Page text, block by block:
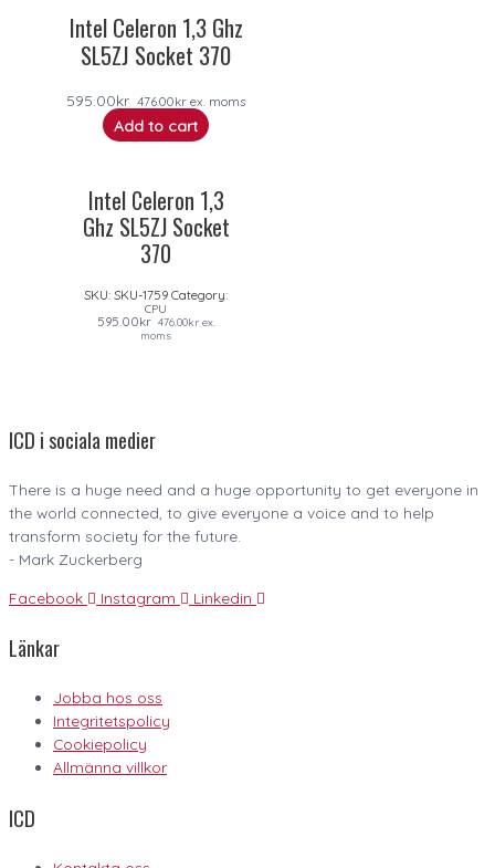
Intel Celeron 1,3 Ghz
SL5ZJ Socket 370
595.00kr 476.00kr ex. moms
Add to cart
Intel Celeron 1,3
Ghz SL5ZJ Socket
370
SKU: SKU-1759 Category:
CPU
595.00kr 476.00krex.
moms
ICD i sociala medier
There is a huge need and a huge opportunity to get everyone in
the world connected, to give everyone a voice and to help
transform society for the future.
- Mark Zuckerberg
Facebook Instagram Linkedin
Länkar
Jobba hos oss
Integritetspolicy
Cookiepolicy
Allmänna villkor
ICD